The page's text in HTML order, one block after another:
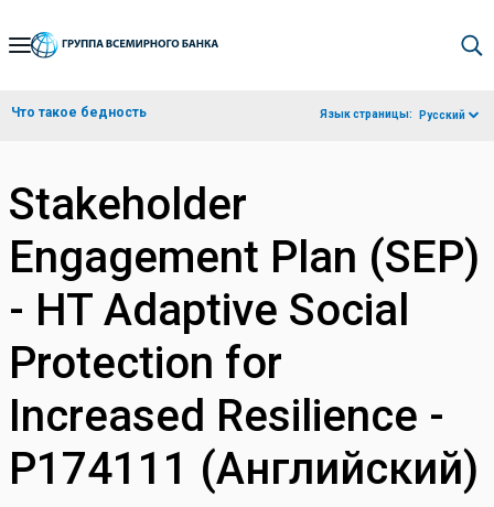
Skip
Navigation
Что такое бедность Язык страницы: Русский
Stakeholder
Engagement Plan (SEP)
- HT Adaptive Social
Protection for
Increased Resilience -
P174111 (Английский)